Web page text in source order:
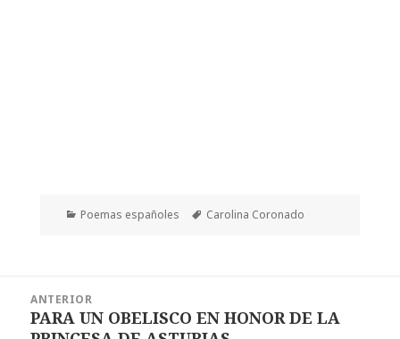
Categorías
Poemas españoles Etiquetas
Carolina Coronado
entradas
ANTERIOR
Entrada
PARA UN OBELISCO EN HONOR DE LA